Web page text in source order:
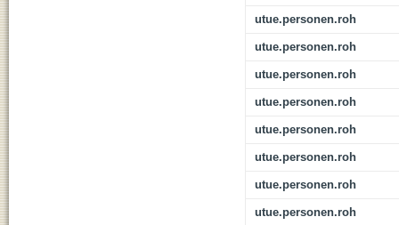
utue.personen.roh
utue.personen.roh
utue.personen.roh
utue.personen.roh
utue.personen.roh
utue.personen.roh
utue.personen.roh
utue.personen.roh